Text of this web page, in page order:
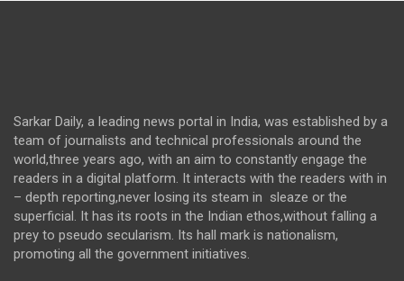
Sarkar Daily, a leading news portal in India, was established by a
team of journalists and technical professionals around the
world,three years ago, with an aim to constantly engage the
readers in a digital platform. It interacts with the readers with in
– depth reporting,never losing its steam in sleaze or the
superficial. It has its roots in the Indian ethos,without falling a
prey to pseudo secularism. Its hall mark is nationalism,
promoting all the government initiatives.